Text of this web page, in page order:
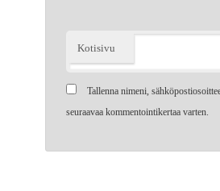
Kotisivu
Tallenna nimeni,
seuraavaa kommentointikertaa varten.